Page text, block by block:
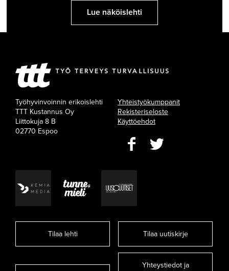
Lue näköislehti
Työhyvinvoinnin erikoislehti
TTT Kustannus Oy
Liittokuja 8 B
02770 Espoo
Yhteistyökumppanit
Rekisteriseloste
Käyttöehdot
Tilaa lehti Tilaa uutiskirje
Yhteystiedot ja